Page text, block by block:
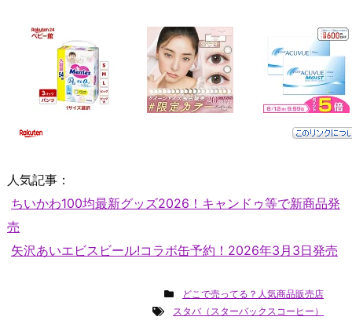
人気記事：
ちいかわ100均最新グッズ2026！キャンドゥ等で新商品発
売
矢沢あいエビスビール!コラボ缶予約！2026年3月3日発売
どこで売ってる？人気商品販売店
スタバ（スターバックスコーヒー）